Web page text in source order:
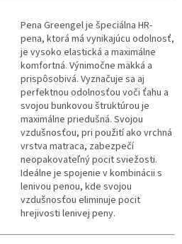
Pena Greengel je špeciálna HR-
pena, ktorá má vynikajúcu odolnosť,
je vysoko elastická a maximálne
komfortná. Výnimočne mäkká a
prispôsobivá. Vyznačuje sa aj
perfektnou odolnosťou voči ťahu a
svojou bunkovou štruktúrou je
maximálne priedušná. Svojou
vzdušnosťou, pri použití ako vrchná
vrstva matraca, zabezpečí
neopakovateľný pocit sviežosti.
Ideálne je spojenie v kombinácii s
lenivou penou, kde svojou
vzdušnosťou eliminuje pocit
hrejivosti lenivej peny.